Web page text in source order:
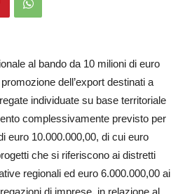
al bando da 10 milioni di euro
dell’export destinati a
individuate su base territoriale
complessivamente previsto per
euro 10.000.000,00, di cui euro
che si riferiscono ai distretti
regionali ed euro 6.000.000,00 ai
di imprese, in relazione al